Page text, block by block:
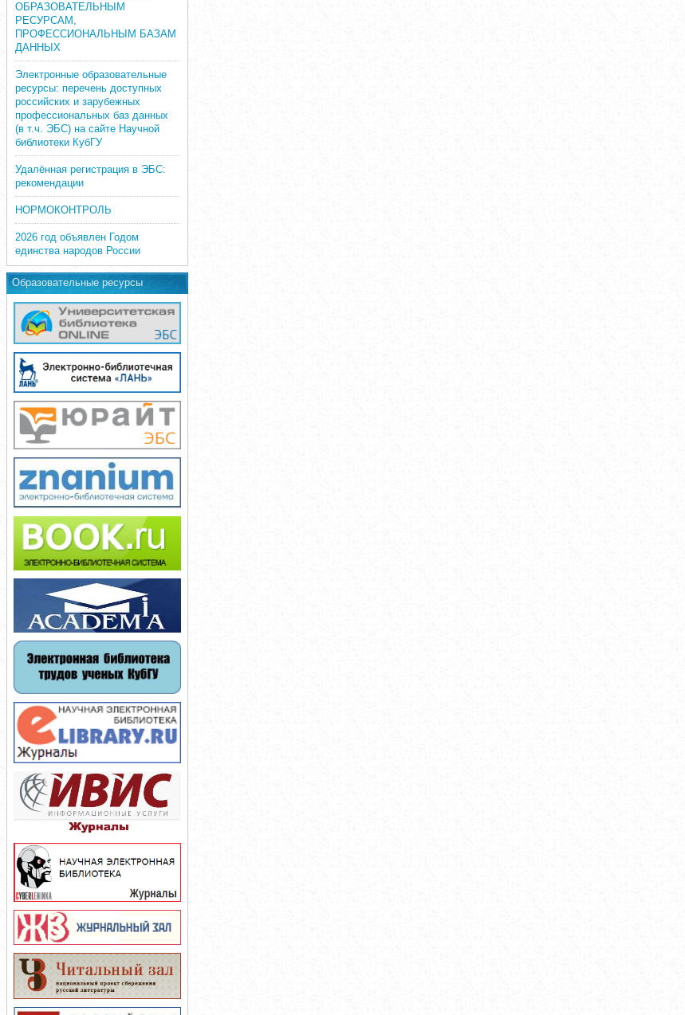
ОБРАЗОВАТЕЛЬНЫМ
РЕСУРСАМ,
ПРОФЕССИОНАЛЬНЫМ БАЗАМ
ДАННЫХ
Электронные образовательные
ресурсы: перечень доступных
российских и зарубежных
профессиональных баз данных
(в т.ч. ЭБС) на сайте Научной
библиотеки КубГУ
Удалённая регистрация в ЭБС:
рекомендации
НОРМОКОНТРОЛЬ
2026 год объявлен Годом
единства народов России
Образовательные ресурсы